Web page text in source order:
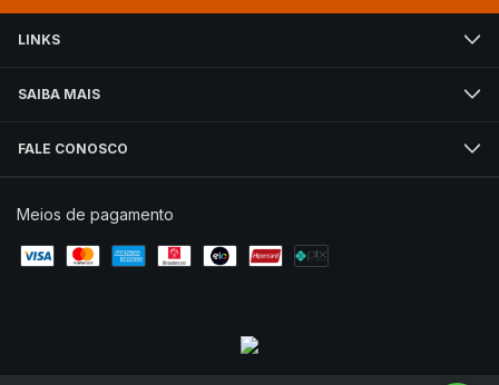
LINKS
SAIBA MAIS
FALE CONOSCO
Meios de pagamento